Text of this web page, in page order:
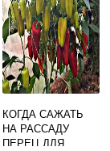
КОГДА САЖАТЬ
НА РАССАДУ
ПЕРЕЦ ДЛЯ